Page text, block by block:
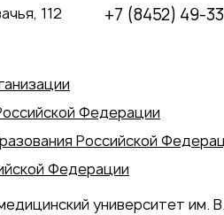
112
+7 (8452) 49-
Федерации
Российской
Федерации
университет им.